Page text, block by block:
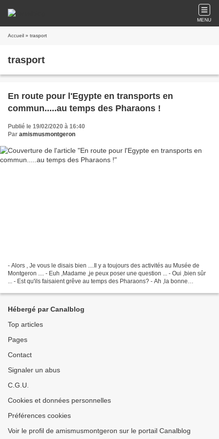
MENU
Accueil » trasport
trasport
En route pour l'Egypte en transports en
commun.....au temps des Pharaons !
Publié le 19/02/2020 à 16:40
Par amismusmontgeron
- Alors , Je vous le disais bien ....Il y a toujours des activités au Musée de
Montgeron .... - Euh ,Madame ,je peux poser une question ... - Oui ,bien sûr
... - Est qu'ils faisaient grêve au temps des Pharaons? - Ah ,la bonne
Hébergé par Canalblog
Top articles
Pages
Contact
Signaler un abus
C.G.U.
Cookies et données personnelles
Préférences cookies
Voir le profil de amismusmontgeron sur le portail Canalblog